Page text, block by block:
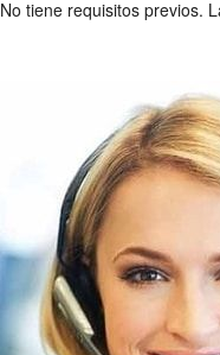
No tiene requisitos previos.